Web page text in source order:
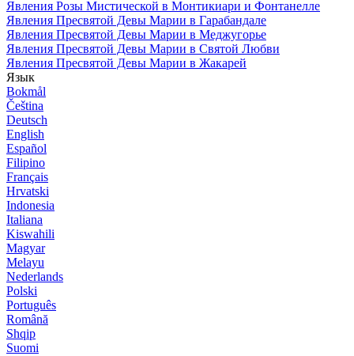
Явления Розы Мистической в Монтикиари и Фонтанелле
Явления Пресвятой Девы Марии в Гарабандале
Явления Пресвятой Девы Марии в Меджугорье
Явления Пресвятой Девы Марии в Святой Любви
Явления Пресвятой Девы Марии в Жакарей
Язык
Bokmål
Čeština
Deutsch
English
Español
Filipino
Français
Hrvatski
Indonesia
Italiana
Kiswahili
Magyar
Melayu
Nederlands
Polski
Português
Română
Shqip
Suomi